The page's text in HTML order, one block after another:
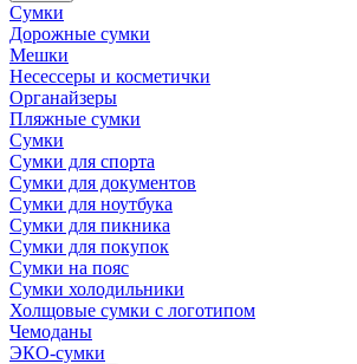
Сумки
Дорожные сумки
Мешки
Несессеры и косметички
Органайзеры
Пляжные сумки
Сумки
Сумки для спорта
Сумки для документов
Сумки для ноутбука
Сумки для пикника
Сумки для покупок
Сумки на пояс
Сумки холодильники
Холщовые сумки с логотипом
Чемоданы
ЭКО-сумки